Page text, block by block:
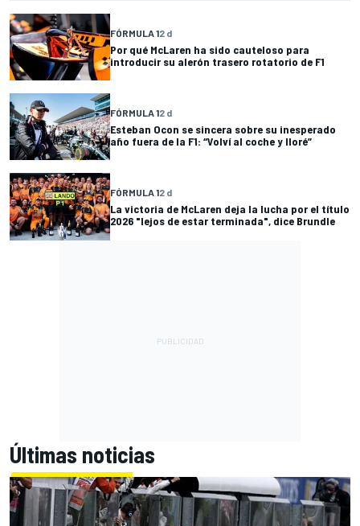
FÓRMULA 12 d
Por qué McLaren ha sido cauteloso para
introducir su alerón trasero rotatorio de F1
FÓRMULA 12 d
Esteban Ocon se sincera sobre su inesperado
año fuera de la F1: “Volví al coche y lloré”
FÓRMULA 12 d
La victoria de McLaren deja la lucha por el título
2026 "lejos de estar terminada", dice Brundle
Últimas noticias